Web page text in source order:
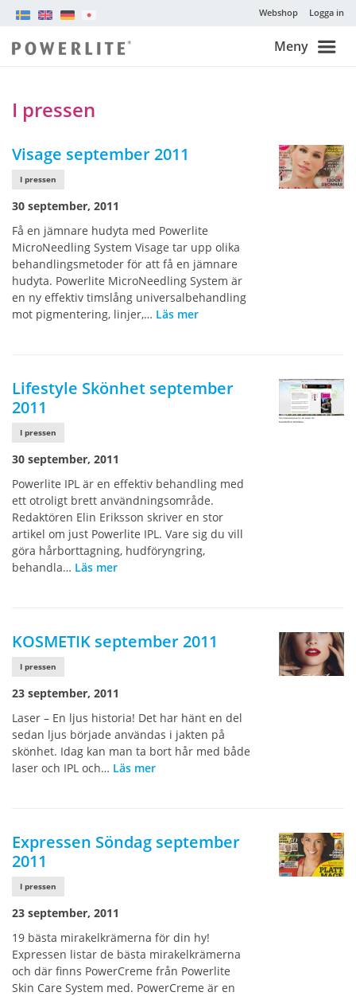
Webshop Logga in
Meny
I pressen
Visage september 2011
I pressen
30 september, 2011
Få en jämnare hudyta med Powerlite
MicroNeedling System Visage tar upp olika
behandlingsmetoder för att få en jämnare
hudyta. Powerlite MicroNeedling System är
en ny effektiv timslång universalbehandling
mot pigmentering, linjer,… Läs mer
Lifestyle Skönhet september
2011
I pressen
30 september, 2011
Powerlite IPL är en effektiv behandling med
ett otroligt brett användningsområde.
Redaktören Elin Eriksson skriver en stor
artikel om just Powerlite IPL. Vare sig du vill
göra hårborttagning, hudföryngring,
behandla… Läs mer
KOSMETIK september 2011
I pressen
23 september, 2011
Laser – En ljus historia! Det har hänt en del
sedan ljus började användas i jakten på
skönhet. Idag kan man ta bort hår med både
laser och IPL och… Läs mer
Expressen Söndag september
2011
I pressen
23 september, 2011
19 bästa mirakelkrämerna för din hy!
Expressen listar de bästa mirakelkrämerna
och där finns PowerCreme från Powerlite
Skin Care System med. PowerCreme är en